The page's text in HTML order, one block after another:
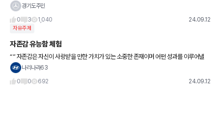
좀 넘게 타고 있습니다. 한달밖에 안됐지만 벌써 다음차는 무보건 suv 사야겠다는 생각을
경기도주민
0
3 1,040 24.09.12
자유주제
자존감 유능함 체험
“” 자존감은 자신이 사랑받을 만한 가치가 있는 소중한 존재이며 어떤 성과를 이루어낼
만한 유능한 사람이라고 믿는 마음이다.. 나를 사랑하고 싶다면 작은 약속을 반복해서 지
나리나라63
0
0 692 24.09.12